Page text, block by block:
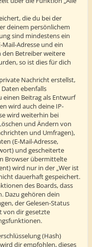
die du bei der
deinem persönlichem
sind mindestens ein
Adresse und ein
Betreiber weitere
so ist dies für dich
Nachricht erstellst,
ebenfalls
einen Beitrag als Entwurf
wird auch deine IP-
wird weiterhin bei
und Ändern von
und Umfragen),
(E-Mail-Adresse,
und gescheiterte
Browser übermittelte
wird nur in der „Wer ist
dauerhaft gespeichert.
des Boards, dass
Dazu gehören dein
der Gelesen-Status
von dir gesetzte
(Hash)
dir empfohlen, dieses